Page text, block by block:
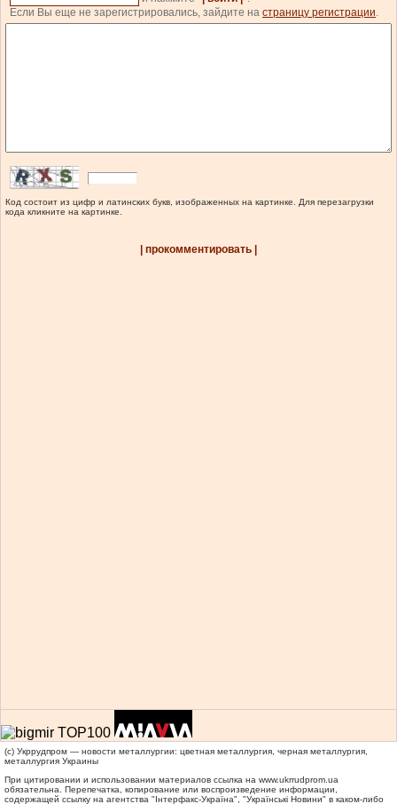
Если Вы еще не зарегистрировались, зайдите на страницу регистрации.
Код состоит из цифр и латинских букв, изображенных на картинке. Для перезагрузки
кода кликните на картинке.
| прокомментировать |
(c) Укррудпром — новости металлургии: цветная металлургия, черная металлургия,
металлургия Украины
При цитировании и использовании материалов ссылка на www.ukrrudprom.ua
обязательна. Перепечатка, копирование или воспроизведение информации,
содержащей ссылку на агентства "Iнтерфакс-Україна", "Українськi Новини" в каком-либо